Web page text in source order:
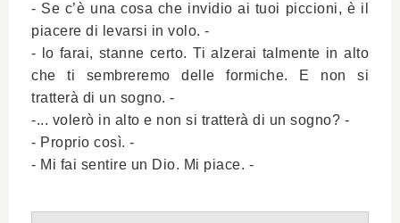
- Se c’è una cosa che invidio ai tuoi piccioni, è il
piacere di levarsi in volo. -
- lo farai, stanne certo. Ti alzerai talmente in alto
che ti sembreremo delle formiche. E non si
tratterà di un sogno. -
-... volerò in alto e non si tratterà di un sogno? -
- Proprio così. -
- Mi fai sentire un Dio. Mi piace. -